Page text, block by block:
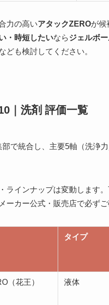
力の高いアタックZEROが候
・時短したいならジェルボ
ども検討してください。
｜洗剤 評価一覧
で統合し、主要5軸（洗浄
ラインナップは変動します
ーカー公式・販売店で必ずご
タイプ
（花王） 液体